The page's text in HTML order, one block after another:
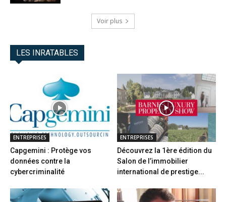
Voir plus
LES INRATABLES
ENTREPRISES
Capgemini : Protège vos
données contre la
cybercriminalité
ENTREPRISES
Découvrez la 1ère édition du
Salon de l’immobilier
international de prestige...